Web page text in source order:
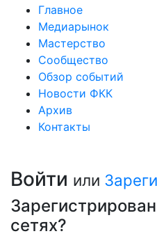
Главное
Медиарынок
Мастерство
Сообщество
Обзор событий
Новости ФКК
Архив
Контакты
Войти или
сетях?